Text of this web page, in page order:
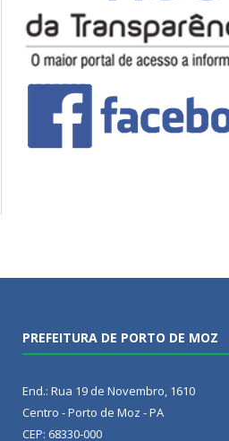
PREFEITURA DE PORTO DE MOZ
End.: Rua 19 de Novembro, 1610
Centro - Porto de Moz - PA
CEP: 68330-000